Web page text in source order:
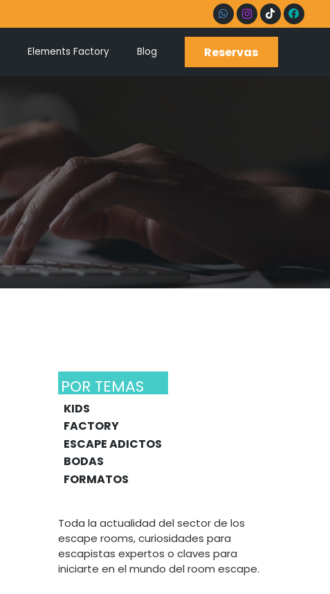
Elements Factory Blog Reservas
POR TEMAS
KIDS
FACTORY
ESCAPE ADICTOS
BODAS
FORMATOS
Toda la actualidad del sector de los
escape rooms, curiosidades para
escapistas expertos o claves para
iniciarte en el mundo del room escape.